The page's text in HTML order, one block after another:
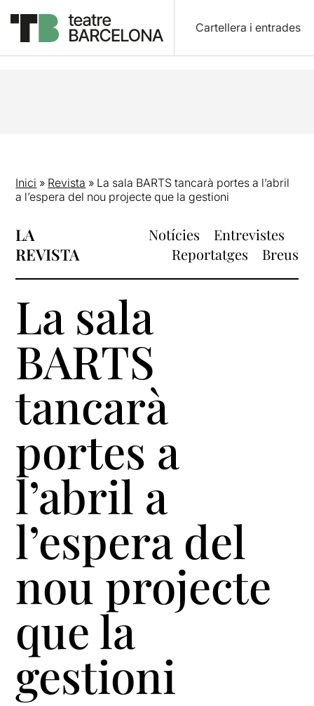
Cartellera i entrades
Inici » Revista » La sala BARTS tancarà portes a l’abril
a l’espera del nou projecte que la gestioni
LA
REVISTA
Notícies
Entrevistes
Reportatges
Breus
La sala
BARTS
tancarà
portes a
l’abril a
l’espera del
nou projecte
que la
gestioni